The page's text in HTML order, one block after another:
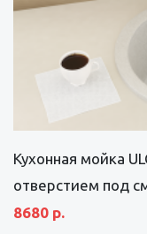
Кухонная мойка
отверстием под
8680 р.